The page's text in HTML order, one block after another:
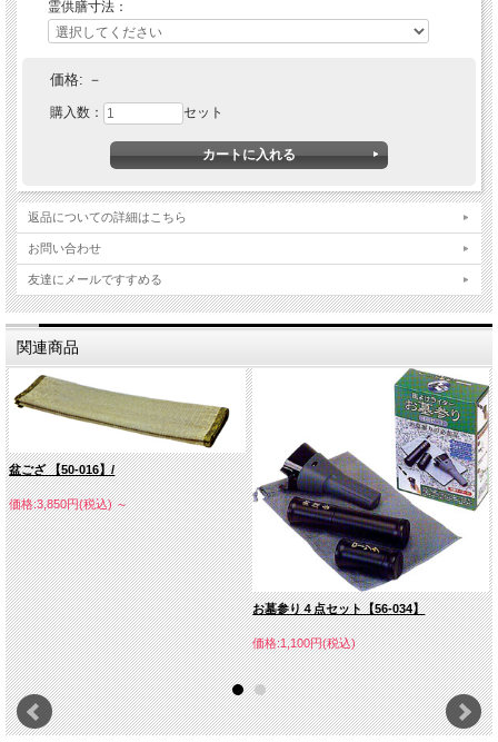
霊供膳寸法：
価格: －
購入数： セット
返品についての詳細はこちら
お問い合わせ
友達にメールですすめる
関連商品
盆ござ 【50-016】/
価格:3,850円(税込)～
お墓参り４点セット【56-034】
価格:1,100円(税込)